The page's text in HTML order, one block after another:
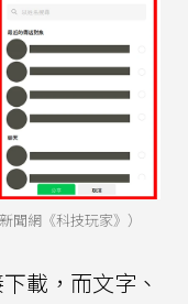
聞網《科技玩家》）
載，而文字、